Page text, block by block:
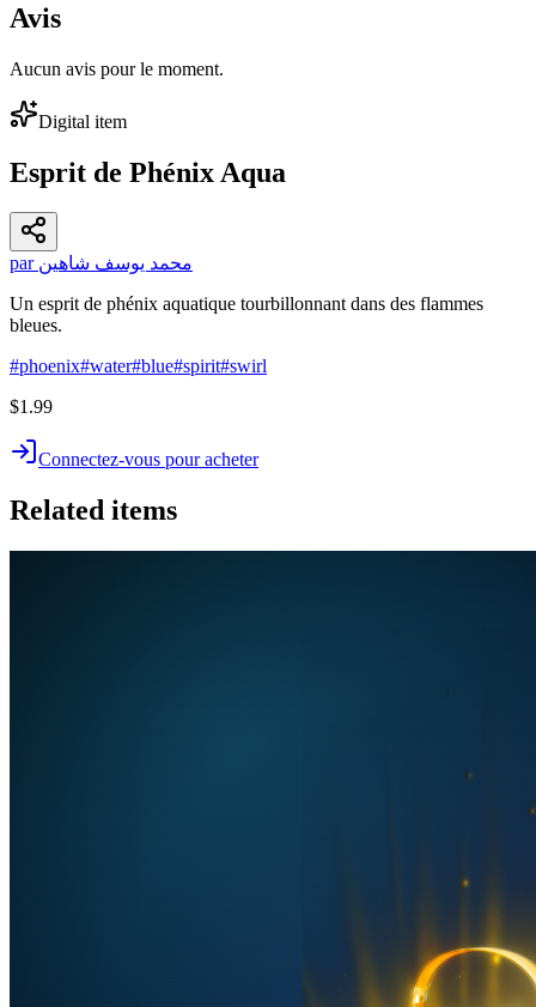
Avis
Aucun avis pour le moment.
Digital item
Esprit de Phénix Aqua
par محمد يوسف شاهين
Un esprit de phénix aquatique tourbillonnant dans des flammes
bleues.
#phoenix#water#blue#spirit#swirl
$1.99
Connectez-vous pour acheter
Related items